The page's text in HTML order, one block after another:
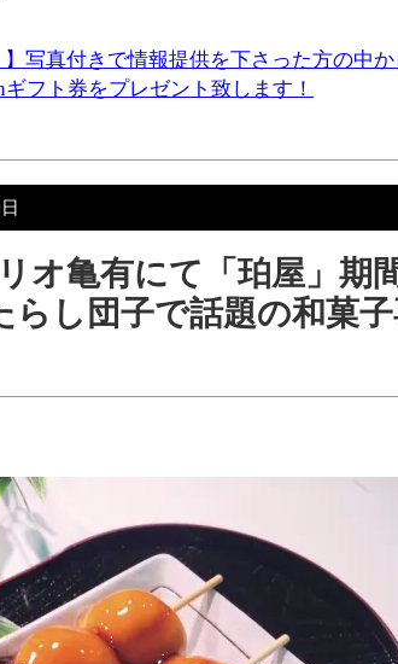
】写真付きで情報提供を下さった方の中か
フト券をプレゼント致します！
オ亀有にて「珀屋」期
らし団子で話題の和菓